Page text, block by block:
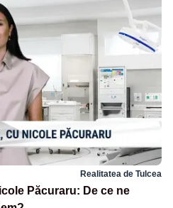
Realitatea de Tulcea
Păcuraru: De ce ne